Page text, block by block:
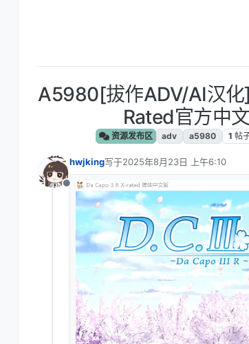
A5980[拔作ADV/AI汉
Rated官方中
资源发布区 adv a5980 1 帖
离线
hwjking写于2025年8月23日 上午6:10
最后由 编辑